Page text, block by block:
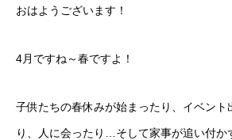
おはようございます！
4月ですね～春ですよ！
子供たちの春休みが始まったり、イベント
り、人に会ったり…そして家事が追い付か